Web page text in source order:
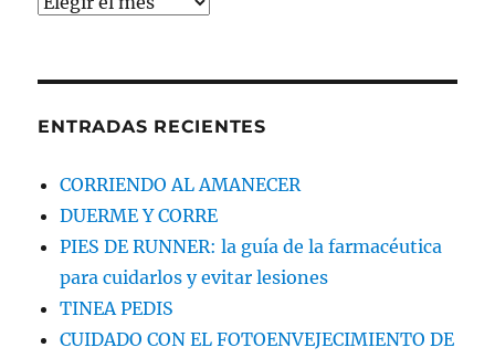
ENTRADAS RECIENTES
CORRIENDO AL AMANECER
DUERME Y CORRE
PIES DE RUNNER: la guía de la farmacéutica
para cuidarlos y evitar lesiones
TINEA PEDIS
CUIDADO CON EL FOTOENVEJECIMIENTO DE